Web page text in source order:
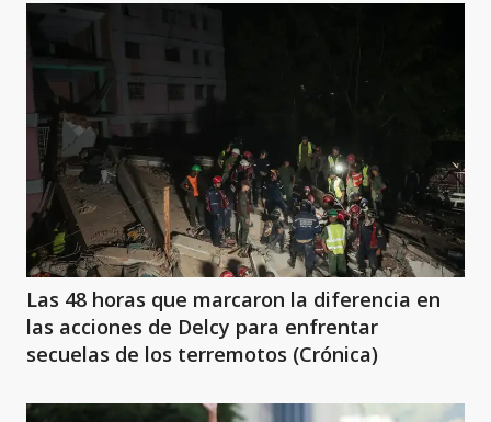
Las 48 horas que marcaron la diferencia en
las acciones de Delcy para enfrentar
secuelas de los terremotos (Crónica)